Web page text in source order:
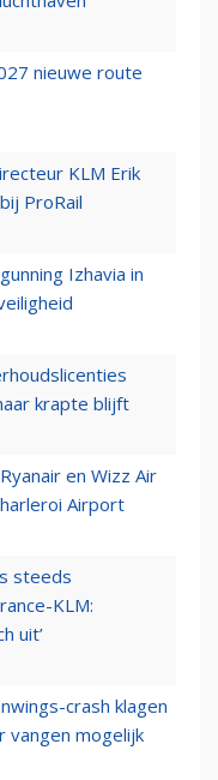
nieuwe route
KLM Erik
ProRail
Izhavia in
krapte blijft
en Wizz Air
Airport
steeds
KLM:
uit’
crash klagen
vangen mogelijk